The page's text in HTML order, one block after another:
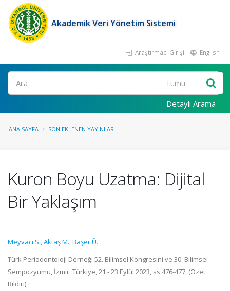
Akademik Veri Yönetim Sistemi
Araştırmacı Girişi English
Ara
Detaylı Arama
ANA SAYFA SON EKLENEN YAYINLAR
Kuron Boyu Uzatma: Dijital
Bir Yaklaşım
Meyvacı S.,Aktaş M.,Başer Ü.
Türk Periodontoloji Derneği 52. Bilimsel Kongresini ve 30. Bilimsel
Sempozyumu, İzmir, Türkiye, 21 - 23 Eylül 2023, ss.476-477, (Özet
Bildiri)